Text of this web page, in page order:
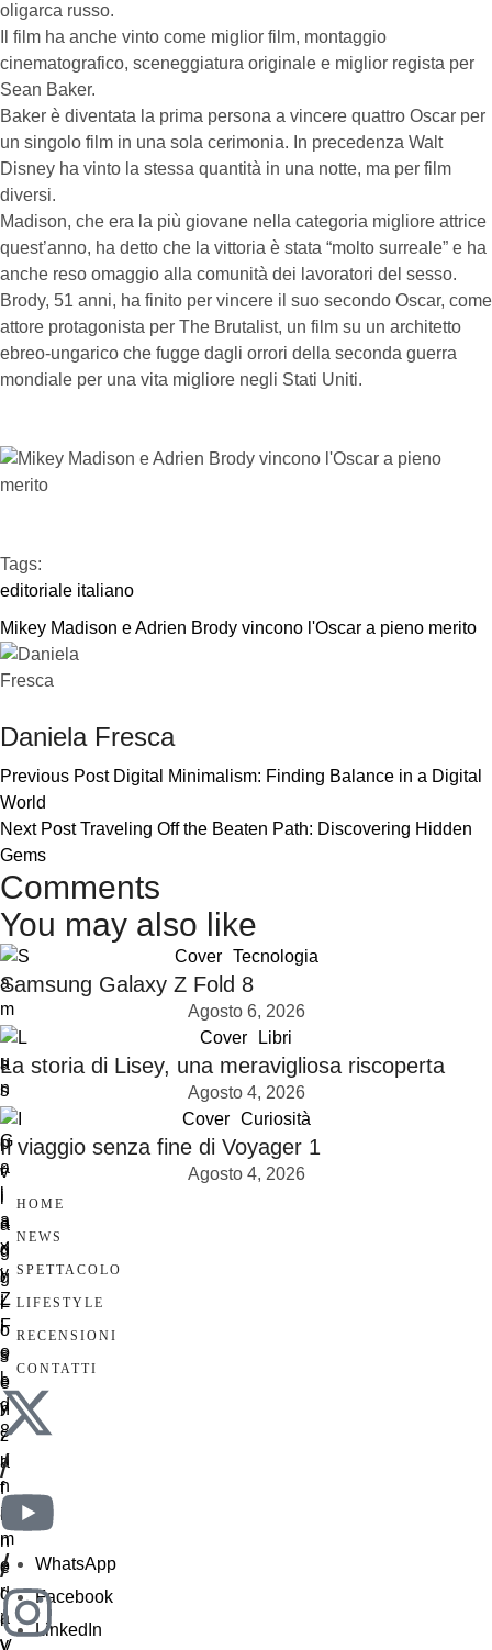
oligarca russo.
Il film ha anche vinto come miglior film, montaggio
cinematografico, sceneggiatura originale e miglior regista per
Sean Baker.
Baker è diventata la prima persona a vincere quattro Oscar per
un singolo film in una sola cerimonia. In precedenza Walt
Disney ha vinto la stessa quantità in una notte, ma per film
diversi.
Madison, che era la più giovane nella categoria migliore attrice
quest’anno, ha detto che la vittoria è stata “molto surreale” e ha
anche reso omaggio alla comunità dei lavoratori del sesso.
Brody, 51 anni, ha finito per vincere il suo secondo Oscar, come
attore protagonista per The Brutalist, un film su un architetto
ebreo-ungarico che fugge dagli orrori della seconda guerra
mondiale per una vita migliore negli Stati Uniti.
Tags:
editoriale italiano
Mikey Madison e Adrien Brody vincono l'Oscar a pieno merito
Daniela Fresca
Previous Post Digital Minimalism: Finding Balance in a Digital
World
Next Post Traveling Off the Beaten Path: Discovering Hidden
Gems
Comments
You may also like
Cover Tecnologia
Samsung Galaxy Z Fold 8
Agosto 6, 2026
Cover
Libri
La storia di Lisey, una meravigliosa riscoperta
Agosto 4, 2026
Cover
Curiosità
Il viaggio senza fine di Voyager 1
Agosto 4, 2026
HOME
NEWS
SPETTACOLO
LIFESTYLE
RECENSIONI
CONTATTI
/
/
WhatsApp
Facebook
LinkedIn